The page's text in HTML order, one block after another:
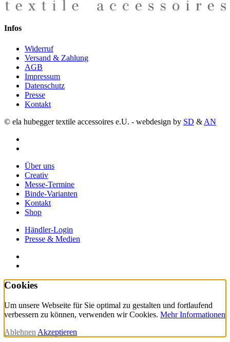
Infos
Widerruf
Versand & Zahlung
AGB
Impressum
Datenschutz
Presse
Kontakt
© ela hubegger textile accessoires e.U. - webdesign by SD & AN
Close
Menu
Über uns
Creativ
Messe-Termine
Binde-Varianten
Kontakt
Shop
Händler-Login
Presse & Medien
Cookies
Um unsere Webseite für Sie optimal zu gestalten und fortlaufend
verbessern zu können, verwenden wir Cookies. Mehr Informationen
Ablehnen Akzeptieren